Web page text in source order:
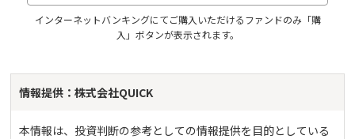
インターネットバンキングにてご購入いただけるファンドのみ「購
入」ボタンが表示されます。
情報提供：株式会社QUICK
本情報は、投資判断の参考としての情報提供を目的としている